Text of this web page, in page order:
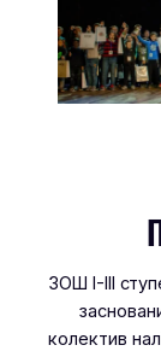
ЗОШ І-ІІІ
колектив